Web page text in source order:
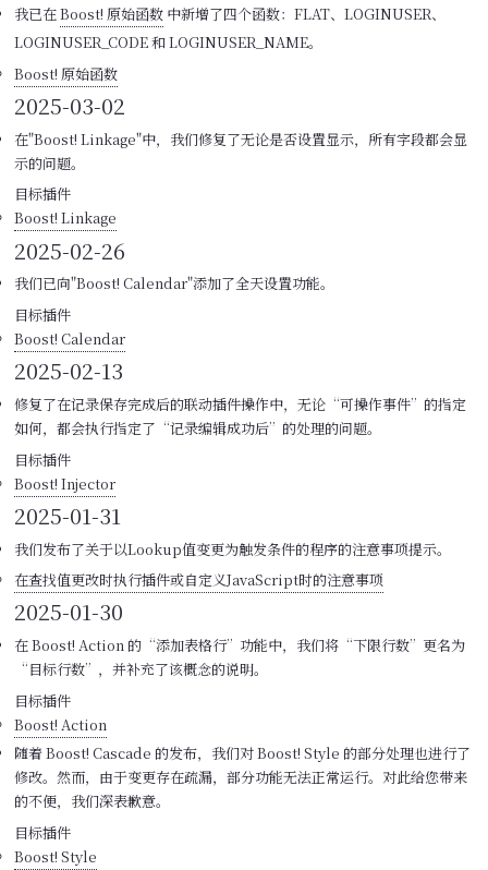
我已在Boost! 原始函数 中新增了四个函数：FLAT、LOGINUSER、
LOGINUSER_CODE 和 LOGINUSER_NAME。
Boost! 原始函数
2025-03-02
在"Boost! Linkage"中，我们修复了无论是否设置显示，所有字段都会显
示的问题。
目标插件
Boost! Linkage
2025-02-26
我们已向"Boost! Calendar"添加了全天设置功能。
目标插件
Boost! Calendar
2025-02-13
修复了在记录保存完成后的联动插件操作中，无论“可操作事件”的指定
如何，都会执行指定了“记录编辑成功后”的处理的问题。
目标插件
Boost! Injector
2025-01-31
我们发布了关于以Lookup值变更为触发条件的程序的注意事项提示。
在查找值更改时执行插件或自定义JavaScript时的注意事项
2025-01-30
在 Boost! Action 的“添加表格行”功能中，我们将“下限行数”更名为
“目标行数”，并补充了该概念的说明。
目标插件
Boost! Action
随着 Boost! Cascade 的发布，我们对 Boost! Style 的部分处理也进行了
修改。然而，由于变更存在疏漏，部分功能无法正常运行。对此给您带来
的不便，我们深表歉意。
目标插件
Boost! Style